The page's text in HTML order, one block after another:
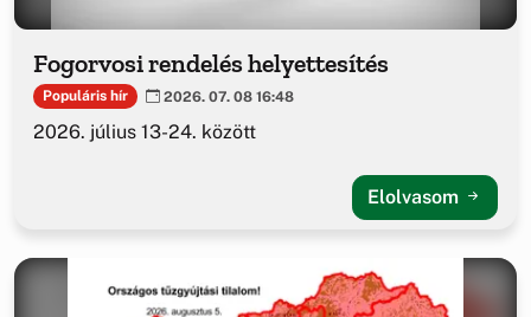
Fogorvosi rendelés helyettesítés
Populáris hír 2026. 07. 08 16:48
2026. július 13-24. között
Elolvasom